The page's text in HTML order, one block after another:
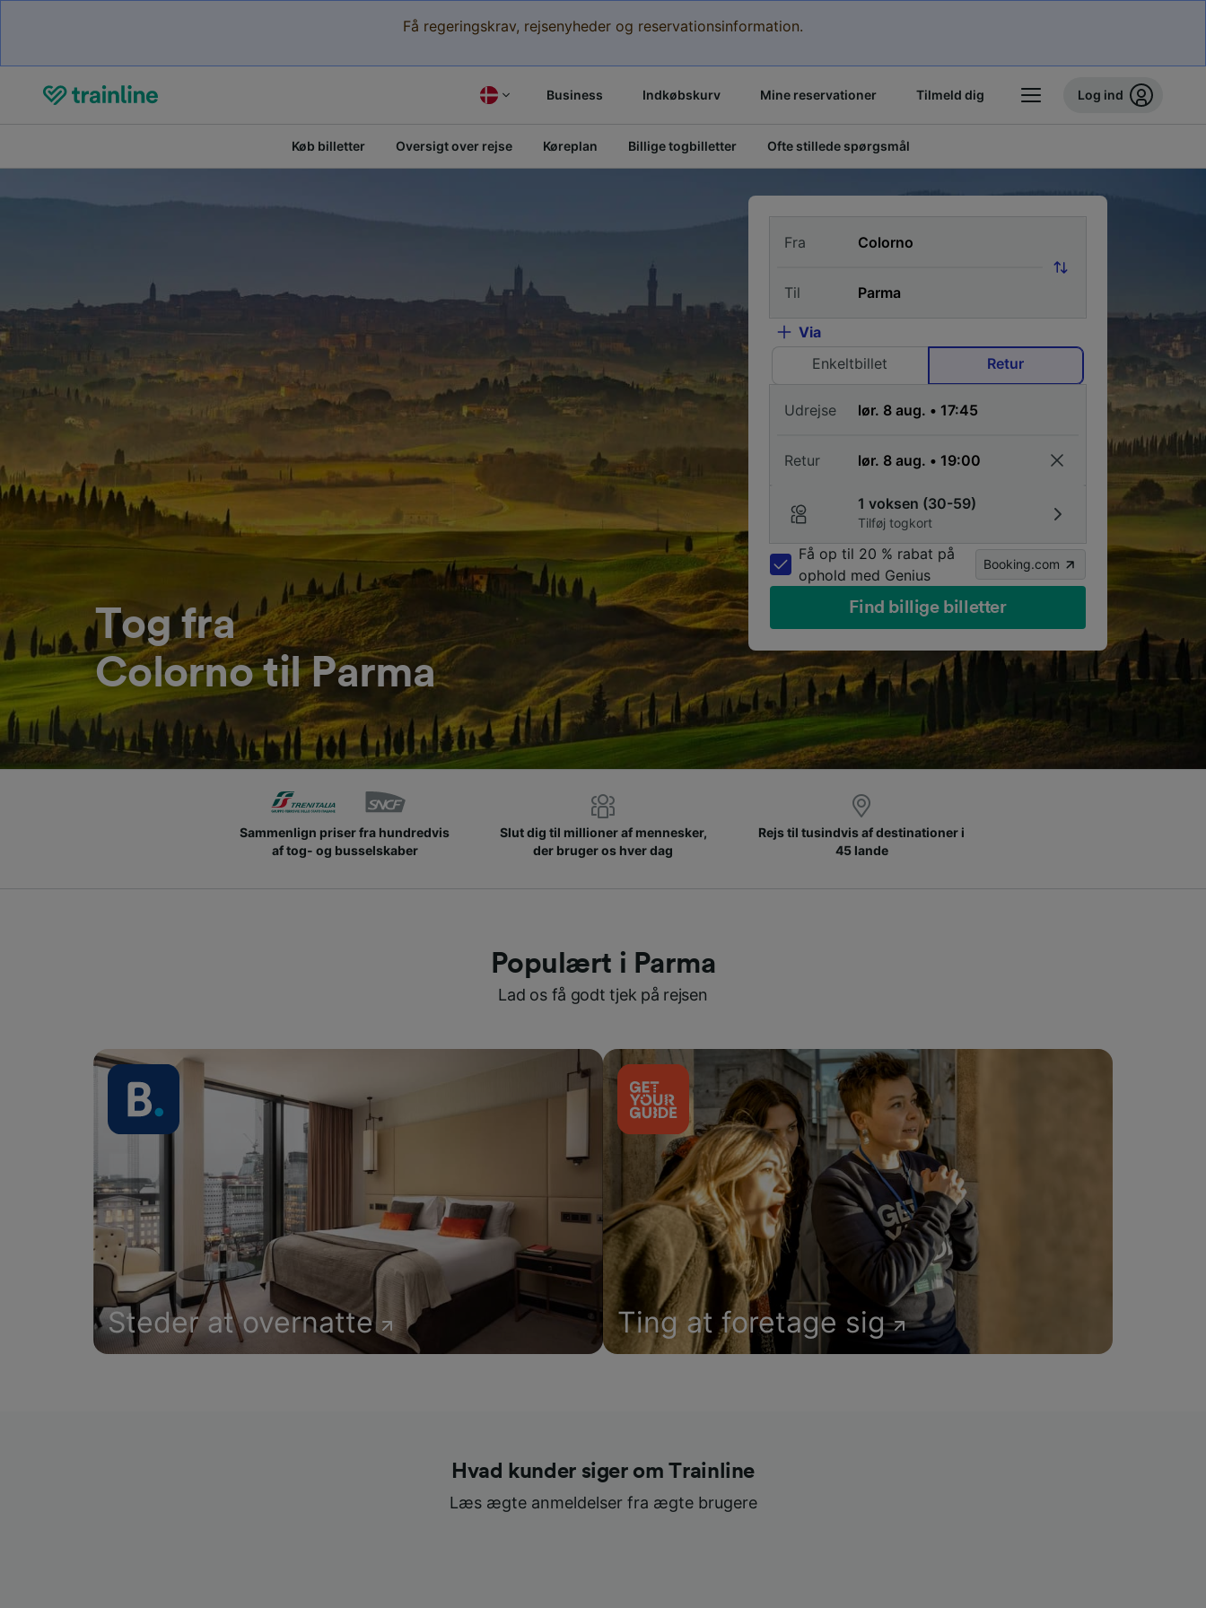
Få regeringskrav, rejsenyheder og reservationsinformation.
Business Indkøbskurv Mine reservationer Tilmeld dig Log ind
Køb billetter Oversigt over rejse Køreplan Billige togbilletter Ofte stillede spørgsmål
Tog fra
Colorno til Parma
Fra
Til
Via
Enkeltbillet
Retur
Udrejse
Retur
1 voksen (30-59)
Tilføj togkort
Få op til 20 % rabat på
ophold med Genius
Booking.com
Find billige billetter
Sammenlign priser fra hundredvis
af tog- og busselskaber
Slut dig til millioner af mennesker,
der bruger os hver dag
Rejs til tusindvis af destinationer i
45 lande
Populært i Parma
Lad os få godt tjek på rejsen
Steder at overnatte Ting at foretage sig
Hvad kunder siger om Trainline
Læs ægte anmeldelser fra ægte brugere